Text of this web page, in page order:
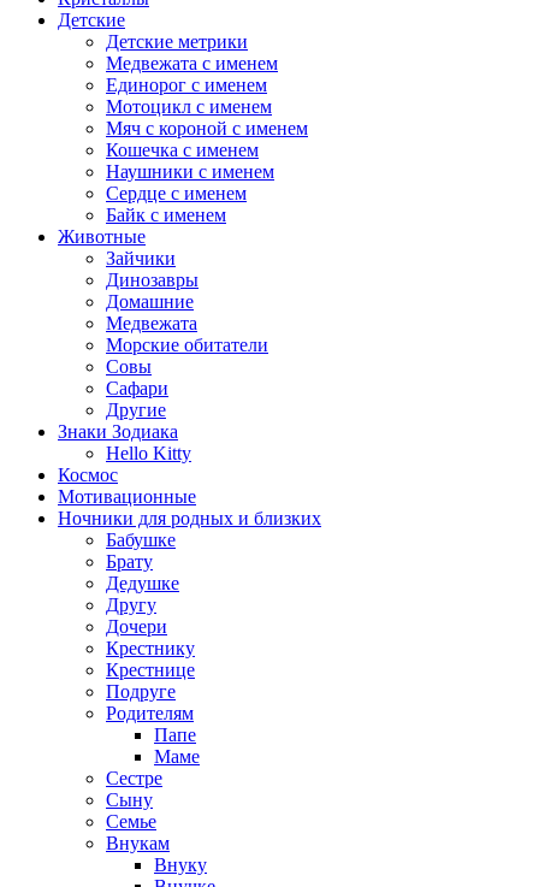
Детские
Детские метрики
Медвежата с именем
Единорог с именем
Мотоцикл с именем
Мяч с короной с именем
Кошечка с именем
Наушники с именем
Сердце с именем
Байк с именем
Животные
Зайчики
Динозавры
Домашние
Медвежата
Морские обитатели
Совы
Сафари
Другие
Знаки Зодиака
Hello Kitty
Космос
Мотивационные
Ночники для родных и близких
Бабушке
Брату
Дедушке
Другу
Дочери
Крестнику
Крестнице
Подруге
Родителям
Папе
Маме
Сестре
Сыну
Семье
Внукам
Внуку